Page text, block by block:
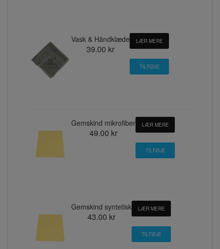
Vask & Håndklæde
39.00 kr
LÆR MERE
Gemskind mikrofiber
49.00 kr
LÆR MERE
Gemskind syntetisk
43.00 kr
LÆR MERE